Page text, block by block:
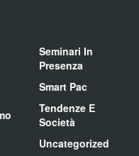
Seminari In
Presenza
Smart Pac
Tendenze E
Società
Uncategorized